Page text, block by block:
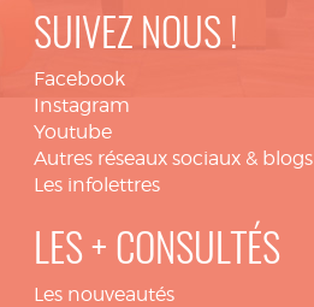
SUIVEZ NOUS !
Facebook
Instagram
Youtube
Autres réseaux sociaux & blogs
Les infolettres
LES + CONSULTÉS
Les nouveautés